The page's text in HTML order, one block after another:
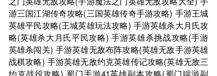
游三国江湖传奇攻略(三国英雄传奇手游攻略) 手游王城
英雄平民攻略(王城英雄玩法攻略) 手游英雄杀大月氏攻
略(英雄杀大月氏平民攻略) 手游英雄杀挑战攻略(手游
英雄杀闯关) 手游英雄无敌布阵攻略(英雄无敌手游英雄
战棋攻略) 手游英雄无敌约克英雄传记攻略(英雄无敌三
约克战役攻略) 蜀门手游41英雄副本攻略(蜀门端游副